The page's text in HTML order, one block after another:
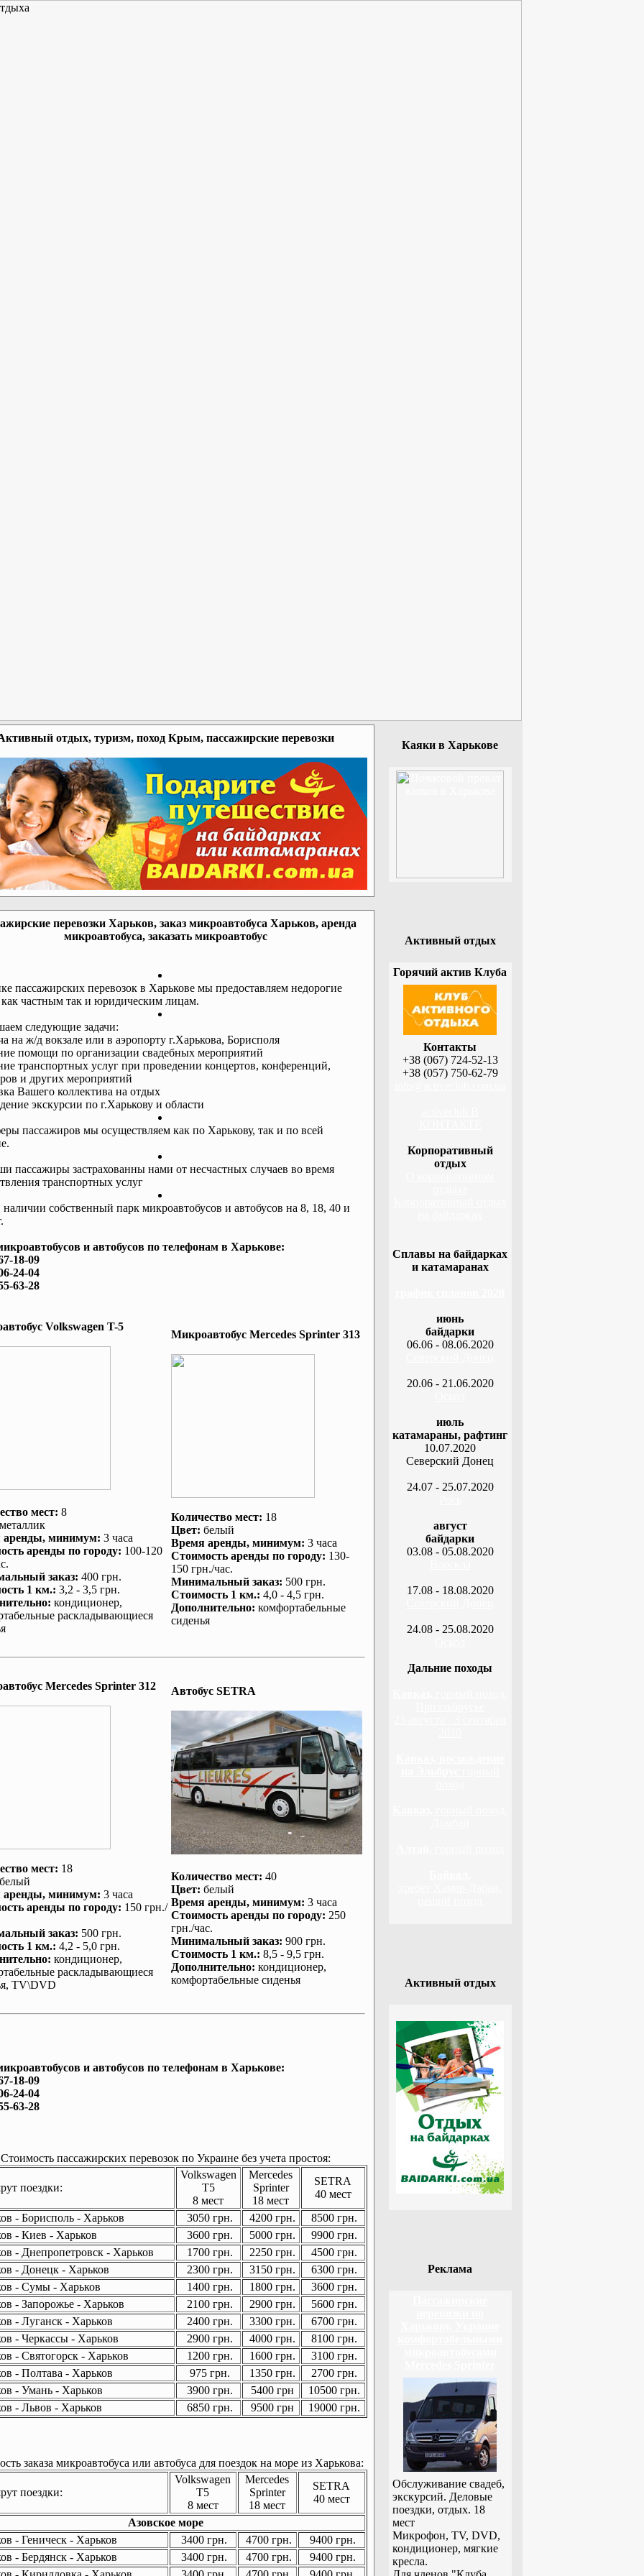
отдых, туризм, поход Крым, пассажирские перевозки
перевозки Харьков, заказ микроавтобуса Харьков, аренда
микроавтобуса, заказать микроавтобус
пассажирских перевозок в Харькове мы предоставляем недорогие
как частным так и юридическим лицам.
следующие задачи:
на ж/д вокзале или в аэропорту г.Харькова, Борисполя
помощи по организации свадебных мероприятий
транспортных услуг при проведении концертов, конференций,
и других мероприятий
Вашего коллектива на отдых
экскурсии по г.Харькову и области
пассажиров мы осуществляем как по Харькову, так и по всей
пассажиры застрахованны нами от несчастных случаев во время
транспортных услуг
собственный парк микроавтобусов и автобусов на 8, 18, 40 и
и автобусов по телефонам в Харькове:
18-09
24-04
63-28
Volkswagen T-5
мест: 8
металлик
аренды, минимум: 3 часа
аренды по городу: 100-120
заказ: 400 грн.
1 км.: 3,2 - 3,5 грн.
: кондиционер,
раскладывающиеся
Микроавтобус Mеrcedes Sprinter 313
Количество мест: 18
Цвет: белый
Время аренды, минимум: 3 часа
Стоимость аренды по городу: 130-
150 грн./час.
Минимальный заказ: 500 грн.
Стоимость 1 км.: 4,0 - 4,5 грн.
Дополнительно: комфортабельные
сиденья
Mеrcedes Sprinter 312
мест: 18
белый
аренды, минимум: 3 часа
аренды по городу: 150 грн./
заказ: 500 грн.
1 км.: 4,2 - 5,0 грн.
: кондиционер,
раскладывающиеся
TV\DVD
Автобус SETRA
Количество мест: 40
Цвет: белый
Время аренды, минимум: 3 часа
Стоимость аренды по городу: 250
грн./час.
Минимальный заказ: 900 грн.
Стоимость 1 км.: 8,5 - 9,5 грн.
Дополнительно: кондиционер,
комфортабельные сиденья
и автобусов по телефонам в Харькове:
18-09
24-04
63-28
Стоимость пассажирских перевозок по Украине без учета простоя:
поездки:
Volkswagen
T5
8 мест
Mercedes
Sprinter
18 мест
SETRA
40 мест
- Борисполь - Харьков
3050 грн. 4200 грн.
8500 грн.
- Киев - Харьков
3600 грн. 5000 грн.
9900 грн.
- Днепропетровск - Харьков
1700 грн. 2250 грн.
4500 грн.
- Донецк - Харьков
2300 грн. 3150 грн.
6300 грн.
- Сумы - Харьков
1400 грн. 1800 грн.
3600 грн.
- Запорожье - Харьков
2100 грн. 2900 грн.
5600 грн.
- Луганск - Харьков
2400 грн. 3300 грн.
6700 грн.
- Черкассы - Харьков
2900 грн. 4000 грн.
8100 грн.
- Святогорск - Харьков
1200 грн. 1600 грн.
3100 грн.
- Полтава - Харьков
975 грн. 1350 грн.
2700 грн.
- Умань - Харьков
3900 грн. 5400 грн
10500 грн.
- Львов - Харьков
6850 грн. 9500 грн 19000 грн.
заказа микроавтобуса или автобуса для поездок на море из Харькова:
поездки:
Volkswagen
T5
8 мест
Mercedes
Sprinter
18 мест
SETRA
40 мест
Азовское море
- Геническ - Харьков
3400 грн. 4700 грн.
9400 грн.
- Бердянск - Харьков
3400 грн. 4700 грн.
9400 грн.
Каяки в Харькове
Активный отдых
Горячий актив Клуба
Контакты
+38 (067) 724-52-13
+38 (057) 750-62-79
Корпоративный
отдых
Сплавы на байдарках
и катамаранах
июнь
байдарки
06.06 - 08.06.2020
20.06 - 21.06.2020
июль
катамараны, рафтинг
10.07.2020
Северский Донец
24.07 - 25.07.2020
август
байдарки
03.08 - 05.08.2020
17.08 - 18.08.2020
24.08 - 25.08.2020
Дальние походы
Активный отдых
Реклама
Обслуживание свадеб,
экскурсий. Деловые
поездки, отдых. 18
мест
Микрофон, TV, DVD,
кондиционер, мягкие
кресла.